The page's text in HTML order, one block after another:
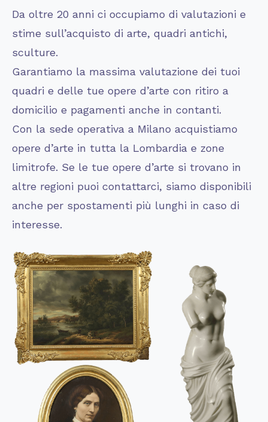
Da oltre 20 anni ci occupiamo di valutazioni e
stime sull’acquisto di arte, quadri antichi,
sculture.
Garantiamo la massima valutazione dei tuoi
quadri e delle tue opere d’arte con ritiro a
domicilio e pagamenti anche in contanti.
Con la sede operativa a Milano acquistiamo
opere d’arte in tutta la Lombardia e zone
limitrofe. Se le tue opere d’arte si trovano in
altre regioni puoi contattarci, siamo disponibili
anche per spostamenti più lunghi in caso di
interesse.